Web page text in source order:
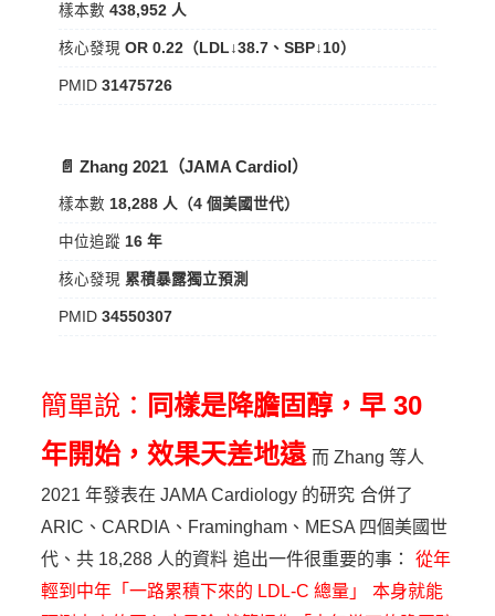
樣本數 438,952 人
核心發現 OR 0.22（LDL↓38.7、SBP↓10）
PMID 31475726
📄 Zhang 2021（JAMA Cardiol）
樣本數 18,288 人（4 個美國世代）
中位追蹤 16 年
核心發現 累積暴露獨立預測
PMID 34550307
簡單說： 同樣是降膽固醇，早 30
年開始，效果天差地遠 而 Zhang 等人
2021 年發表在 JAMA Cardiology 的研究 合併了
ARIC、CARDIA、Framingham、MESA 四個美國世
代、共 18,288 人的資料 追出一件很重要的事：
從年
輕到中年「一路累積下來的 LDL-C 總量」
本身就能